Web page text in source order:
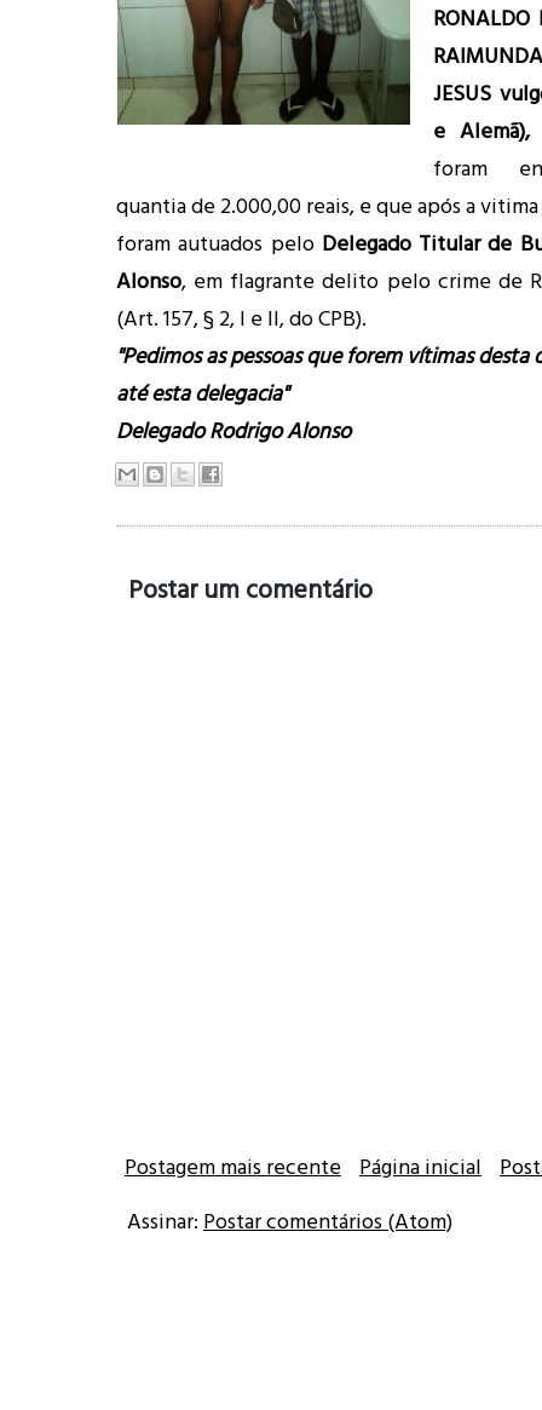
RONALDO
JESUS
e Alemã),
foram
quantia de 2.000,00 reais, e que após a
foram autuados pelo Delegado Titular de
Alonso, em flagrante delito pelo crime de
(Art. 157, § 2, I e II, do CPB).
"Pedimos as pessoas que forem vítimas desta
até esta delegacia­"
Delegado Rodrigo Alonso
Postar um comentário
Postagem mais recente Página inicial
Assinar: Postar comentários (Atom)